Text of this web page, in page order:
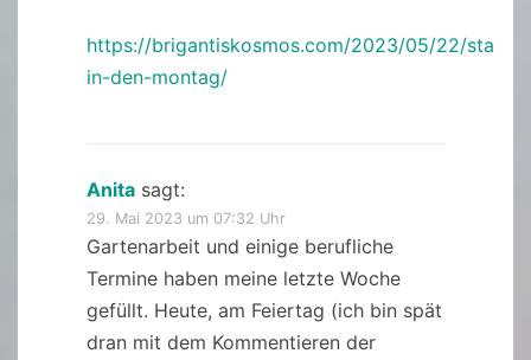
https://brigantiskosmos.com/2023/05/22/start-
in-den-montag/
Anita sagt:
29. Mai 2023 um 07:32 Uhr
Gartenarbeit und einige berufliche
Termine haben meine letzte Woche
gefüllt. Heute, am Feiertag (ich bin spät
dran mit dem Kommentieren der